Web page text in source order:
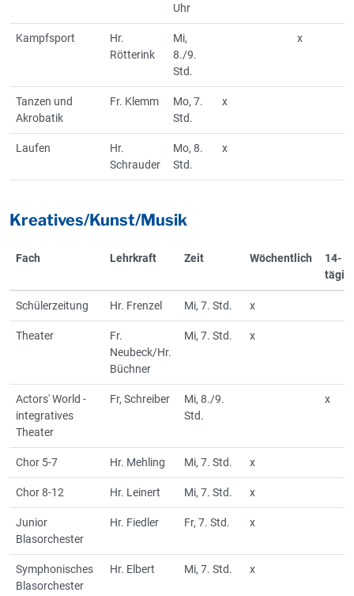
Uhr
Kampfsport
Hr.
Rötterink
Mi,
8./9.
Std.
x
Tanzen und
Akrobatik
Fr. Klemm
Mo, 7.
Std.
x
Laufen
Hr.
Schrauder
Mo, 8.
Std.
x
Kreatives/Kunst/Musik
Fach Lehrkraft Zeit Wöchentlich
14-
tägig
Schülerzeitung Hr. Frenzel Mi, 7. Std. x
Theater
Fr.
Neubeck/Hr.
Büchner
Mi, 7. Std. x
Actors' World -
integratives
Theater
Fr, Schreiber
Mi, 8./9.
Std.
x
Chor 5-7 Hr. Mehling Mi, 7. Std. x
Chor 8-12 Hr. Leinert Mi, 7. Std. x
Junior
Blasorchester
Hr. Fiedler Fr, 7. Std. x
Symphonisches
Blasorchester
Hr. Elbert Mi, 7. Std. x